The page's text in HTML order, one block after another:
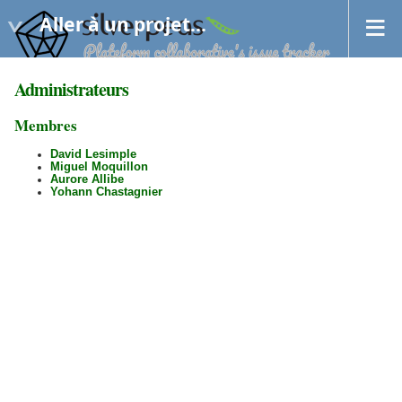
Aller à un projet...
Administrateurs
Membres
David Lesimple
Miguel Moquillon
Aurore Allibe
Yohann Chastagnier